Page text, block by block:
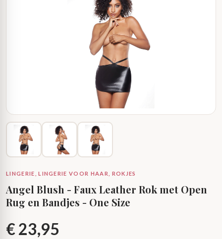
LINGERIE, LINGERIE VOOR HAAR, ROKJES
Angel Blush - Faux Leather Rok met Open
Rug en Bandjes - One Size
€23,95